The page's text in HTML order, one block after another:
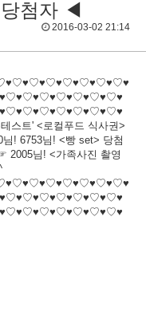
첨자 ◀
2016-03-02 21:14
스트' <로컬푸드 식사권>
! 6753님! <빵 set> 당첨
2005님! <가족사진 촬영